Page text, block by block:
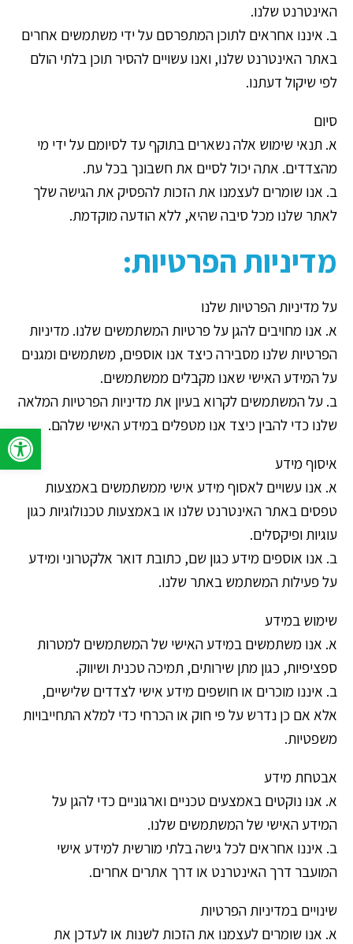
האינטרנט שלנו.
ב. איננו אחראים לתוכן המתפרסם על ידי משתמשים אחרים
באתר האינטרנט שלנו, ואנו עשויים להסיר תוכן בלתי הולם
לפי שיקול דעתנו.
סיום
א. תנאי שימוש אלה נשארים בתוקף עד לסיומם על ידי מי
מהצדדים. אתה יכול לסיים את חשבונך בכל עת.
ב. אנו שומרים לעצמנו את הזכות להפסיק את הגישה שלך
לאתר שלנו מכל סיבה שהיא, ללא הודעה מוקדמת.
מדיניות הפרטיות:
על מדיניות הפרטיות שלנו
א. אנו מחויבים להגן על פרטיות המשתמשים שלנו. מדיניות
הפרטיות שלנו מסבירה כיצד אנו אוספים, משתמשים ומגנים
על המידע האישי שאנו מקבלים ממשתמשים.
ב. על המשתמשים לקרוא בעיון את מדיניות הפרטיות המלאה
שלנו כדי להבין כיצד אנו מטפלים במידע האישי שלהם.
איסוף מידע
א. אנו עשויים לאסוף מידע אישי ממשתמשים באמצעות
טפסים באתר האינטרנט שלנו או באמצעות טכנולוגיות כגון
עוגיות ופיקסלים.
ב. אנו אוספים מידע כגון שם, כתובת דואר אלקטרוני ומידע
על פעילות המשתמש באתר שלנו.
שימוש במידע
א. אנו משתמשים במידע האישי של המשתמשים למטרות
ספציפיות, כגון מתן שירותים, תמיכה טכנית ושיווק.
ב. איננו מוכרים או חושפים מידע אישי לצדדים שלישיים,
אלא אם כן נדרש על פי חוק או הכרחי כדי למלא התחייבויות
משפטיות.
אבטחת מידע
א. אנו נוקטים באמצעים טכניים וארגוניים כדי להגן על
המידע האישי של המשתמשים שלנו.
ב. איננו אחראים לכל גישה בלתי מורשית למידע אישי
המועבר דרך האינטרנט או דרך אתרים אחרים.
שינויים במדיניות הפרטיות
א. אנו שומרים לעצמנו את הזכות לשנות או לעדכן את
פתח